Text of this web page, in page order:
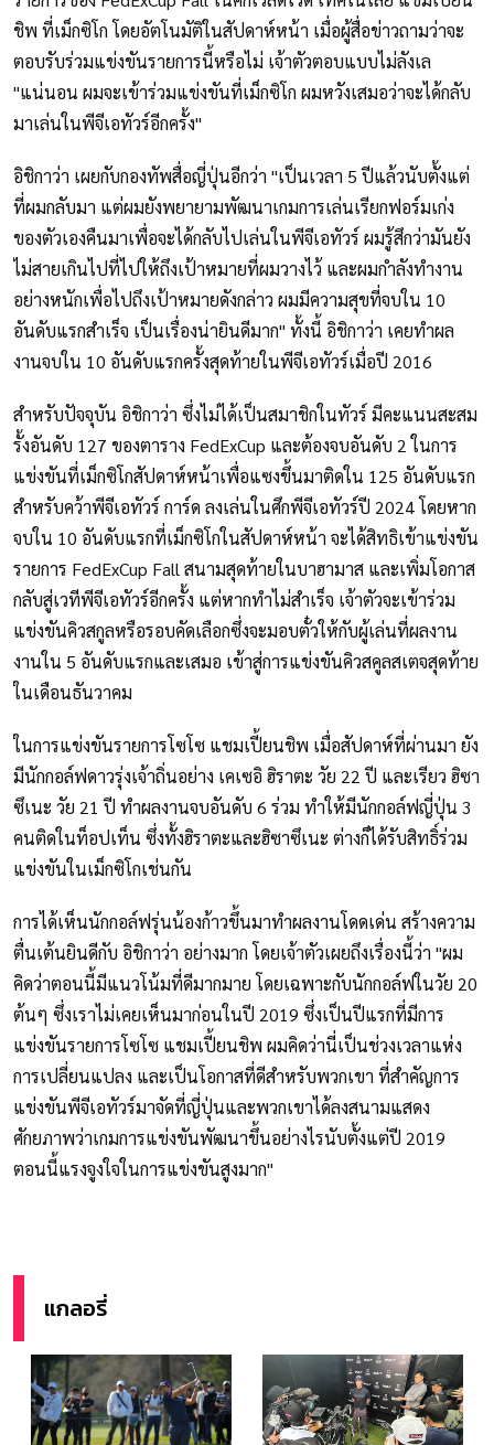
ชิพ ที่เม็กซิโก โดยอัตโนมัติในสัปดาห์หน้า เมื่อผู้สื่อข่าวถามว่าจะ
ตอบรับร่วมแข่งขันรายการนี้หรือไม่ เจ้าตัวตอบแบบไม่ลังเล
"แน่นอน ผมจะเข้าร่วมแข่งขันที่เม็กซิโก ผมหวังเสมอว่าจะได้กลับ
มาเล่นในพีจีเอทัวร์อีกครั้ง"
อิชิกาว่า เผยกับกองทัพสื่อญี่ปุ่นอีกว่า "เป็นเวลา 5 ปีแล้วนับตั้งแต่
ที่ผมกลับมา แต่ผมยังพยายามพัฒนาเกมการเล่นเรียกฟอร์มเก่ง
ของตัวเองคืนมาเพื่อจะได้กลับไปเล่นในพีจีเอทัวร์ ผมรู้สึกว่ามันยัง
ไม่สายเกินไปที่ไปให้ถึงเป้าหมายที่ผมวางไว้ และผมกําลังทํางาน
อย่างหนักเพื่อไปถึงเป้าหมายดังกล่าว ผมมีความสุขที่จบใน 10
อันดับแรกสำเร็จ เป็นเรื่องน่ายินดีมาก" ทั้งนี้ อิชิกาว่า เคยทำผล
งานจบใน 10 อันดับแรกครั้งสุดท้ายในพีจีเอทัวร์เมื่อปี 2016
สำหรับปัจจุบัน อิชิกาว่า ซึ่งไม่ได้เป็นสมาชิกในทัวร์ มีคะแนนสะสม
รั้งอันดับ 127 ของตาราง FedExCup และต้องจบอันดับ 2 ในการ
แข่งขันที่เม็กซิโกสัปดาห์หน้าเพื่อแซงขึ้นมาติดใน 125 อันดับแรก
สำหรับคว้าพีจีเอทัวร์ การ์ด ลงเล่นในศึกพีจีเอทัวร์ปี 2024 โดยหาก
จบใน 10 อันดับแรกที่เม็กซิโกในสัปดาห์หน้า จะได้สิทธิเข้าแข่งขัน
รายการ FedExCup Fall สนามสุดท้ายในบาฮามาส และเพิ่มโอกาส
กลับสู่เวทีพีจีเอทัวร์อีกครั้ง แต่หากทำไม่สำเร็จ เจ้าตัวจะเข้าร่วม
แข่งขันคิวสกูลหรือรอบคัดเลือกซึ่งจะมอบตั๋วให้กับผู้เล่นที่ผลงาน
งานใน 5 อันดับแรกและเสมอ เข้าสู่การแข่งขันคิวสคูลสเตจสุดท้าย
ในเดือนธันวาคม
ในการแข่งขันรายการโซโซ แชมเปี้ยนชิพ เมื่อสัปดาห์ที่ผ่านมา ยัง
มีนักกอล์ฟดาวรุ่งเจ้าถิ่นอย่าง เคเซอิ ฮิราตะ วัย 22 ปี และเรียว ฮิซา
ซึเนะ วัย 21 ปี ทำผลงานจบอันดับ 6 ร่วม ทำให้มีนักกอล์ฟญี่ปุ่น 3
คนติดในท็อปเท็น ซึ่งทั้งฮิราตะและฮิซาซึเนะ ต่างก็ได้รับสิทธิ์ร่วม
แข่งขันในเม็กซิโกเช่นกัน
การได้เห็นนักกอล์ฟรุ่นน้องก้าวขึ้นมาทำผลงานโดดเด่น สร้างความ
ตื่นเต้นยินดีกับ อิชิกาว่า อย่างมาก โดยเจ้าตัวเผยถึงเรื่องนี้ว่า "ผม
คิดว่าตอนนี้มีแนวโน้มที่ดีมากมาย โดยเฉพาะกับนักกอล์ฟในวัย 20
ต้นๆ ซึ่งเราไม่เคยเห็นมาก่อนในปี 2019 ซึ่งเป็นปีแรกที่มีการ
แข่งขันรายการโซโซ แชมเปี้ยนชิพ ผมคิดว่านี่เป็นช่วงเวลาแห่ง
การเปลี่ยนแปลง และเป็นโอกาสที่ดีสําหรับพวกเขา ที่สำคัญการ
แข่งขันพีจีเอทัวร์มาจัดที่ญี่ปุ่นและพวกเขาได้ลงสนามแสดง
ศักยภาพว่าเกมการแข่งขันพัฒนาขึ้นอย่างไรนับตั้งแต่ปี 2019
ตอนนี้แรงจูงใจในการแข่งขันสูงมาก"
แกลอรี่